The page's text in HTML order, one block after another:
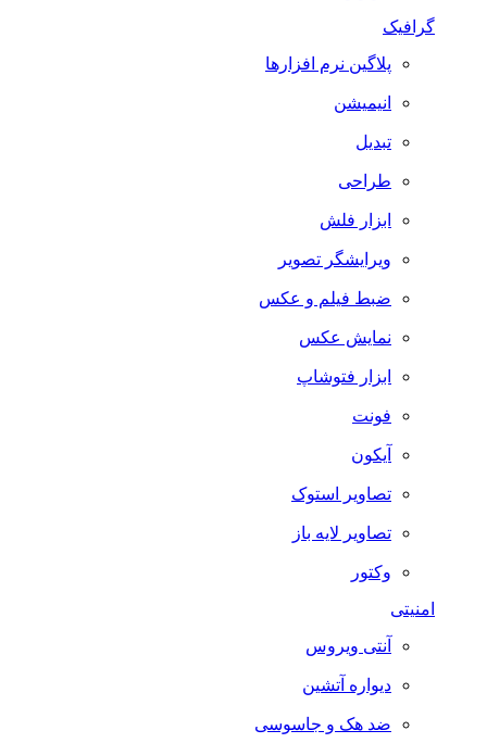
گرافیک
پلاگین نرم افزارها
انیمیشن
تبدیل
طراحی
ابزار فلش
ویرایشگر تصویر
ضبط فيلم و عكس
نمایش عکس
ابزار فتوشاپ
فونت
آیکون
تصاویر استوک
تصاویر لایه باز
وکتور
امنیتی
آنتی ویروس
دیواره آتشین
ضد هک و جاسوسی